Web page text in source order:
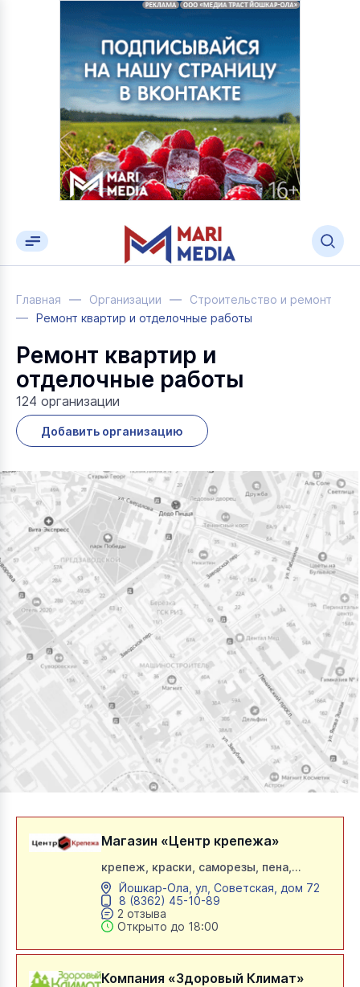
Главная Организации
Строительство и ремонт
Ремонт квартир и отделочные работы
Ремонт квартир и
отделочные работы
124 организации
Добавить организацию
Магазин «Центр крепежа»
крепеж, краски, саморезы, пена,
герметик, строительный инструмент,
силикон, шапклевка, сверла, лопатки,
клей, ручной инструмент, кольцевые
пилы, индустриальные ленты, болты,
веревки, канаты, хомуты,
Йошкар-Ола, ул, Советская, дом 72
8 (8362) 45-10-89
2 отзыва
Открыто до 18:00
Компания «Здоровый Климат»